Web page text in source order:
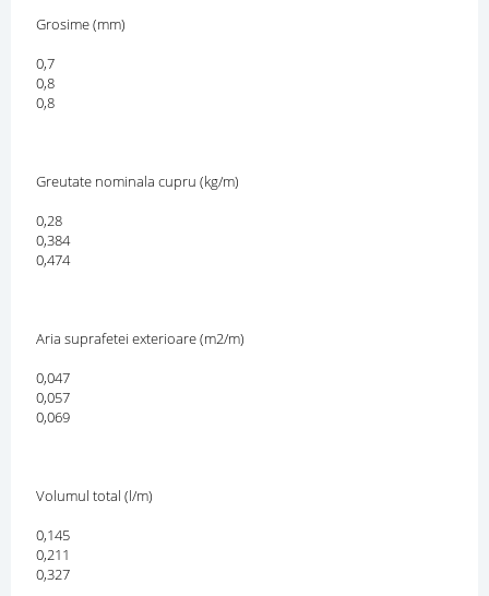
Grosime (mm)
0,7
0,8
0,8
Greutate nominala cupru (kg/m)
0,28
0,384
0,474
Aria suprafetei exterioare (m2/m)
0,047
0,057
0,069
Volumul total (l/m)
0,145
0,211
0,327